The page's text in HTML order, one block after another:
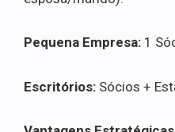
Pequena Empresa: 1
Escritórios: Sócios +